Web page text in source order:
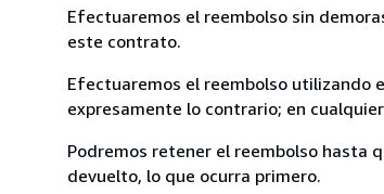
Efectuaremos el reembolso sin
este contrato.
Efectuaremos el reembolso utilizando
expresamente lo contrario; en
Podremos retener el reembolso hasta
devuelto, lo que ocurra primero.